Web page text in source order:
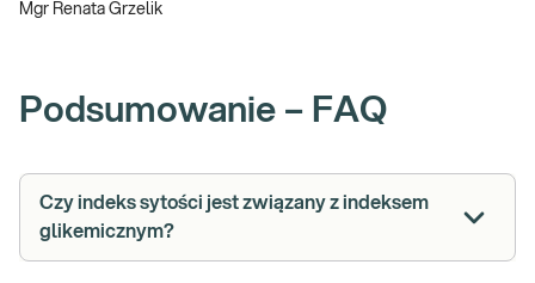
Mgr Renata Grzelik
Podsumowanie – FAQ
Czy indeks sytości jest związany z indeksem
glikemicznym?